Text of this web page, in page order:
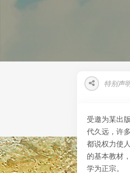
特别声
受邀为某出
代久远，许
都说权力使
的基本教材
学为正宗。